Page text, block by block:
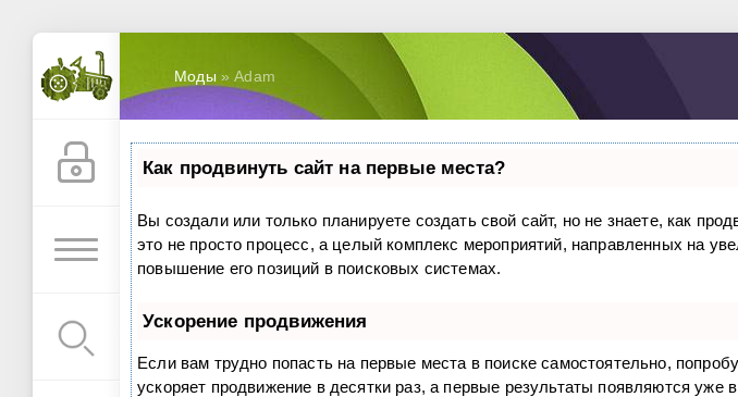
Моды» Adam
Как продвинуть сайт на первые места?
Вы создали или только планируете создать свой сайт, но не знаете, как
это не просто процесс, а целый комплекс мероприятий, направленных на
повышение его позиций в поисковых системах.
Ускорение продвижения
Если вам трудно попасть на первые места в поиске самостоятельно,
ускоряет продвижение в десятки раз, а первые результаты появляются уже